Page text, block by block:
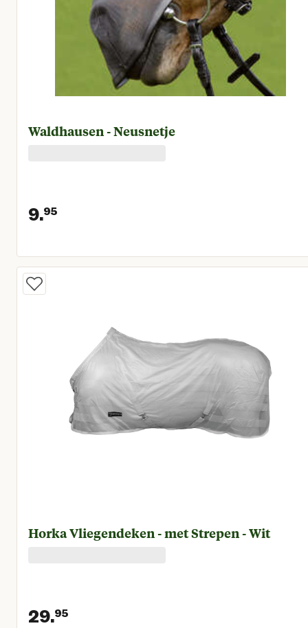
Waldhausen - Neusnetje
9.95
Huidige prijs € 9,95
Horka Vliegendeken - met Strepen - Wit
29.95